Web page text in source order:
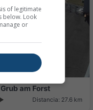
am Forst
Distancia: 27.6 km
of legitimate
below. Look
or